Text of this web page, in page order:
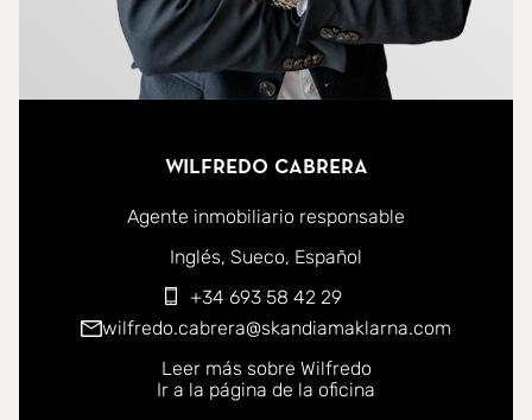
Wilfredo Cabrera
Agente inmobiliario responsable
Puede ponerse en contacto conmigo en los siguientes
Inglés Sueco Español
+34 693 58 42 29
wilfredo.cabrera@skandiamaklarna.com
Leer más sobre Wilfredo
Ir a la página de la oficina